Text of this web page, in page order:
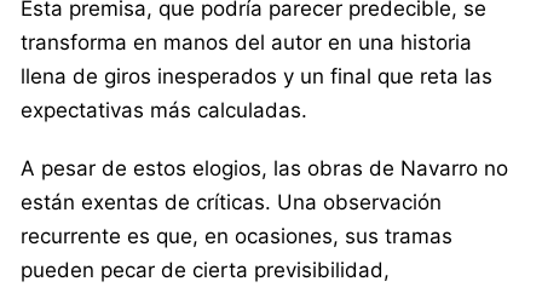
Esta premisa, que podría parecer predecible, se
transforma en manos del autor en una historia
llena de giros inesperados y un final que reta las
expectativas más calculadas.
A pesar de estos elogios, las obras de Navarro no
están exentas de críticas. Una observación
recurrente es que, en ocasiones, sus tramas
pueden pecar de cierta previsibilidad,